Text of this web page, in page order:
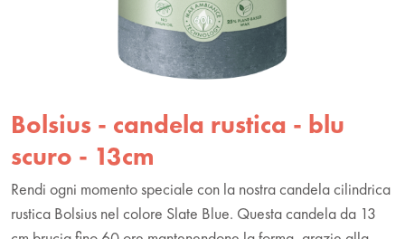
Bolsius - candela rustica - blu
scuro - 13cm
Rendi ogni momento speciale con la nostra candela cilindrica
rustica Bolsius nel colore Slate Blue. Questa candela da 13